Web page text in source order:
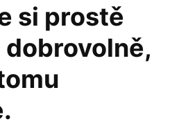
si prostě